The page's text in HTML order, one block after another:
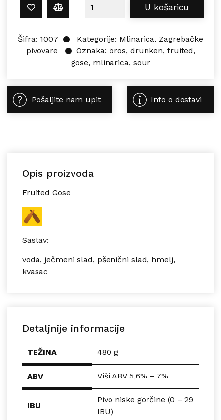
U košaricu
Šifra: 1007 Kategorije: Mlinarica, Zagrebačke
pivovare
Oznaka: bros, drunken, fruited,
gose, mlinarica, sour
Pošaljite nam upit Info o dostavi
Opis proizvoda
Fruited Gose
Sastav:
voda, ječmeni slad, pšenični slad, hmelj,
kvasac
Detaljnije informacije
TEŽINA 480 g
ABV Viši ABV 5,6% – 7%
IBU
Pivo niske gorčine (0 – 29
IBU)